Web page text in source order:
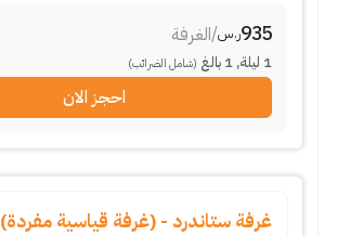
935ر.س/الغرفة
1 ليلة,
1 بالغ (شامل الضرائب)
احجز الان
غرفة ستاندرد - (غرفة قياسية مفردة)